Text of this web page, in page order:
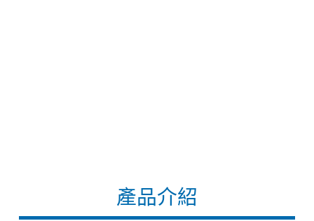
產品介紹